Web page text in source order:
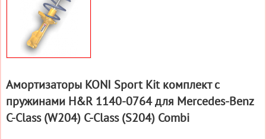
Амортизаторы KONI Sport Kit комплект c
пружинами H&R 1140-0764 для Mercedes-Benz
C-Class (W204) C-Class (S204) Combi